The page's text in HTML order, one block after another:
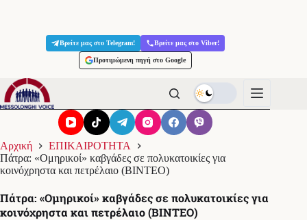
Βρείτε μας στο Telegram! Βρείτε μας στο Viber!
Προτιμώμενη πηγή στο Google
Αρχική
ΕΠΙΚΑΙΡΟΤΗΤΑ
Πάτρα: «Ομηρικοί» καβγάδες σε πολυκατοικίες για
κοινόχρηστα και πετρέλαιο (ΒΙΝΤΕΟ)
Πάτρα: «Ομηρικοί» καβγάδες σε πολυκατοικίες για
κοινόχρηστα και πετρέλαιο (ΒΙΝΤΕΟ)